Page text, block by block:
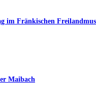
im Fränkischen
Maibach